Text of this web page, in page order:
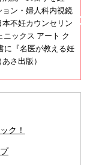
ン・婦人科内視鏡
不妊カウンセリン
ックス アート ク
に『名医が教える妊
さ出版）
ク！